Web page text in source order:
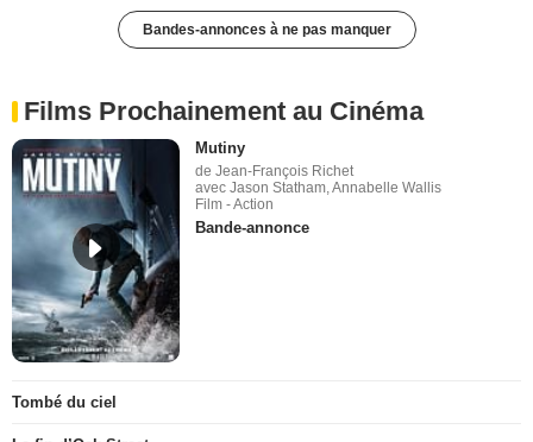
Bandes-annonces à ne pas manquer
Films Prochainement au Cinéma
Mutiny
de Jean-François Richet
avec Jason Statham, Annabelle Wallis
Film - Action
Bande-annonce
Tombé du ciel